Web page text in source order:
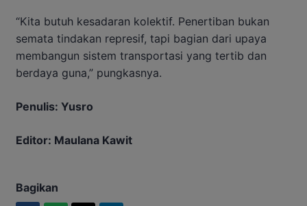
“Kita butuh kesadaran kolektif. Penertiban bukan
semata tindakan represif, tapi bagian dari upaya
membangun sistem transportasi yang tertib dan
berdaya guna,” pungkasnya.
Penulis: Yusro
Editor: Maulana Kawit
Bagikan